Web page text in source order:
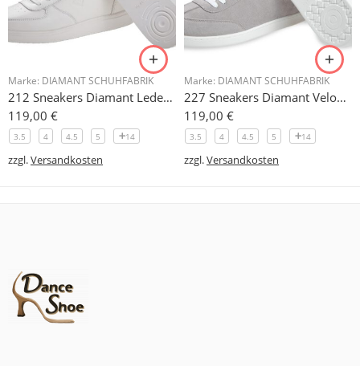
Marke: DIAMANT SCHUHFABRIK
212 Sneakers Diamant Leder weiss, drehfreudige Kunststoffsohle
119,00 €
3.5 4 4.5 5 14
zzgl.Versandkosten
Marke: DIAMANT SCHUHFABRIK
227 Sneakers Diamant Veloursleder hellgrau, drehfreudige Kunststoffsohle
119,00 €
3.5 4 4.5 5 14
zzgl.Versandkosten